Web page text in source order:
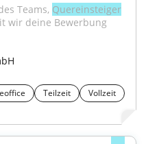
Teams, Quereinsteiger
wir deine Bewerbung
Teilzeit
Vollzeit